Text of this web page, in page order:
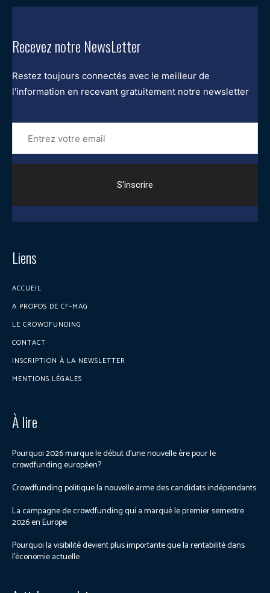
Recevez notre NewsLetter
Restez toujours connectés avec le meilleur de
l'information en recevant gratuitement notre newsletter
Entrez
votre
email
Liens
ACCUEIL
A PROPOS DE CF-MAG
LE CROWDFUNDING
CONTACT
INSCRIPTION À LA NEWSLETTER
MENTIONS LÉGALES
À lire
Pourquoi 2026 marque le début d’une nouvelle ère pour le
crowdfunding européen?
Crowdfunding politique la nouvelle arme des candidats indépendants
La campagne de crowdfunding qui a marqué le premier semestre
2026 en Europe
Pourquoi la visibilité devient plus importante que la rentabilité dans
l’économie actuelle